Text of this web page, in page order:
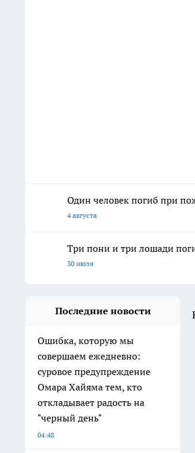
Один человек погиб при
4 августа
Три пони и три лошади
30 июля
Последние новости
Ошибка, которую мы
совершаем ежедневно:
суровое предупреждение
Омара Хайяма тем, кто
откладывает радость на
"черный день"
04:48